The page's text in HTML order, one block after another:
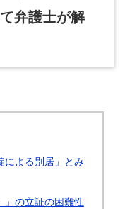
弁護士が解
による別居」とみ
」の立証の困難性